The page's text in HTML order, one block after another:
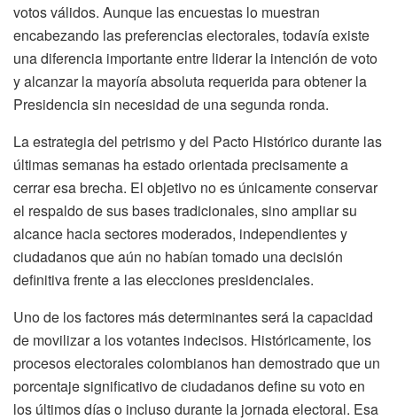
votos válidos. Aunque las encuestas lo muestran
encabezando las preferencias electorales, todavía existe
una diferencia importante entre liderar la intención de voto
y alcanzar la mayoría absoluta requerida para obtener la
Presidencia sin necesidad de una segunda ronda.
La estrategia del petrismo y del Pacto Histórico durante las
últimas semanas ha estado orientada precisamente a
cerrar esa brecha. El objetivo no es únicamente conservar
el respaldo de sus bases tradicionales, sino ampliar su
alcance hacia sectores moderados, independientes y
ciudadanos que aún no habían tomado una decisión
definitiva frente a las elecciones presidenciales.
Uno de los factores más determinantes será la capacidad
de movilizar a los votantes indecisos. Históricamente, los
procesos electorales colombianos han demostrado que un
porcentaje significativo de ciudadanos define su voto en
los últimos días o incluso durante la jornada electoral. Esa